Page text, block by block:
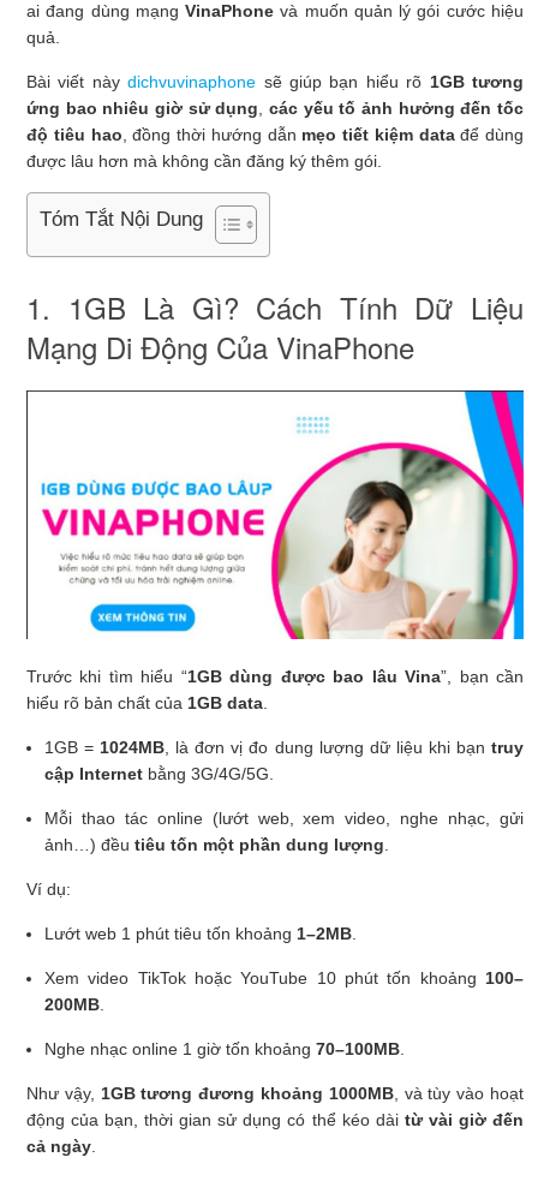
ai đang dùng mạngVinaPhone và muốn quản lý gói cước hiệu
quả.
Bài viết nàydichvuvinaphone sẽ giúp bạn hiểu rõ 1GB tương
ứng bao nhiêu giờ sử dụng ,các yếu tố ảnh hưởng đến tốc
độ tiêu hao , đồng thời hướng dẫn mẹo tiết kiệm datađể dùng
được lâu hơn mà không cần đăng ký thêm gói.
Tóm Tắt Nội Dung
1. 1GB Là Gì? Cách Tính Dữ Liệu
Mạng Di Động Của VinaPhone
Trước khi tìm hiểu “1GB dùng được bao lâu Vina”, bạn cần
hiểu rõ bản chất của 1GB data
1GB = 1024MB , là đơn vị đo dung lượng dữ liệu khi bạntruy
cập Internet bằng 3G/4G/5G.
Mỗi thao tác online (lướt web, xem video, nghe nhạc, gửi
ảnh…) đều tiêu tốn một phần dung lượng
Ví dụ:
Lướt web 1 phút tiêu tốn khoảng 1–2MB
Xem video TikTok hoặc YouTube 10 phút tốn khoảng 100–
200MB
Nghe nhạc online 1 giờ tốn khoảng 70–100MB
Như vậy, 1GB tương đương khoảng 1000MB, và tùy vào hoạt
động của bạn, thời gian sử dụng có thể kéo dài từ vài giờ đến
cả ngày